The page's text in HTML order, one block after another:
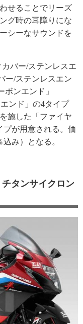
せることでリーズ
グ時の耳障りにな
シーなサウンドを
バー/ステンレスエ
ー/ステンレスエン
ボンエンド」
ンド」の4タイプ
施した「ファイヤ
プが用意される。価
み）となる。
タンサイクロン